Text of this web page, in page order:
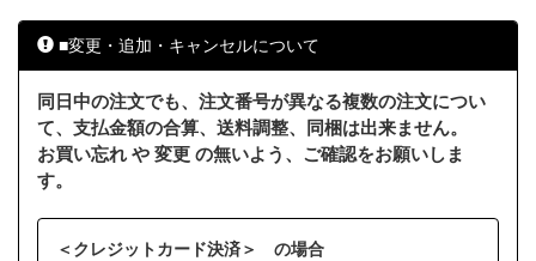
■変更・追加・キャンセルについて
同日中の注文でも、注文番号が異なる複数の注文につい
て、支払金額の合算、送料調整、同梱は出来ません。
お買い忘れ や 変更 の無いよう、ご確認をお願いしま
す。
＜クレジットカード決済＞ の場合